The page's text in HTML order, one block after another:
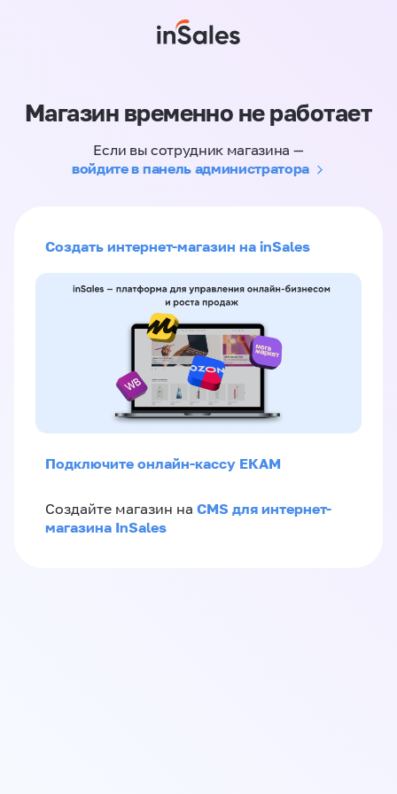
Магазин временно не работает
Если вы сотрудник магазина —
войдите в панель администратора
Создать интернет-магазин на inSales
Подключите онлайн-кассу ЕКАМ
Создайте магазин на CMS для интернет-
магазина InSales